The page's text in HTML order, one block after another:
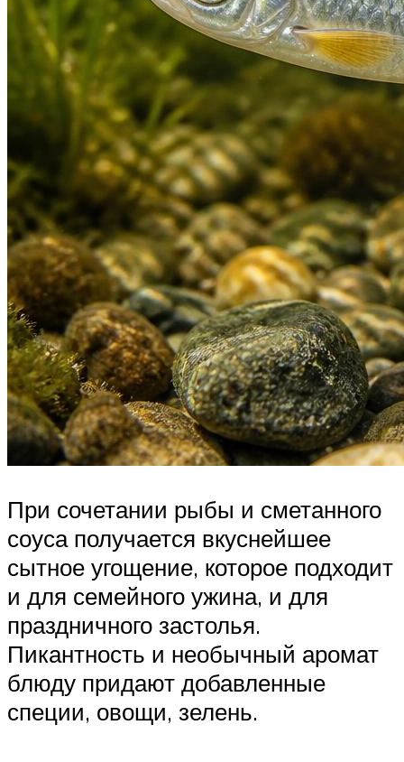
При сочетании рыбы и сметанного
соуса получается вкуснейшее
сытное угощение, которое подходит
и для семейного ужина, и для
праздничного застолья.
Пикантность и необычный аромат
блюду придают добавленные
специи, овощи, зелень.